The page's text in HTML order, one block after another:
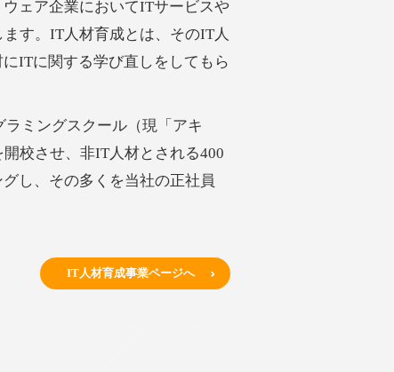
ェア企業においてITサービスや
す。IT人材育成とは、そのIT人
ITに関する学び直しをしてもら
ミングスクール（現「アキ
校させ、非IT人材とされる400
し、その多くを当社の正社員
IT人材育成事業ページへ